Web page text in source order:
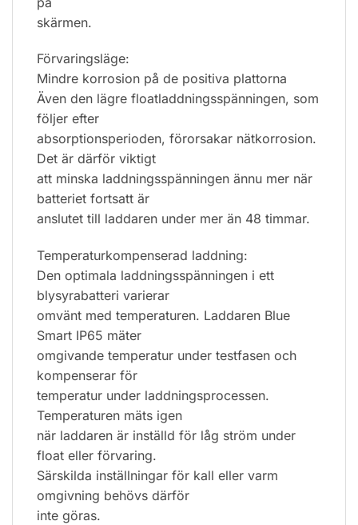
skärmen.
Förvaringsläge:
Mindre korrosion på de positiva plattorna
Även den lägre floatladdningsspänningen, som
följer efter
absorptionsperioden, förorsakar nätkorrosion.
Det är därför viktigt
att minska laddningsspänningen ännu mer när
batteriet fortsatt är
anslutet till laddaren under mer än 48 timmar.
Temperaturkompenserad laddning:
Den optimala laddningsspänningen i ett
blysyrabatteri varierar
omvänt med temperaturen. Laddaren Blue
Smart IP65 mäter
omgivande temperatur under testfasen och
kompenserar för
temperatur under laddningsprocessen.
Temperaturen mäts igen
när laddaren är inställd för låg ström under
float eller förvaring.
Särskilda inställningar för kall eller varm
omgivning behövs därför
inte göras.